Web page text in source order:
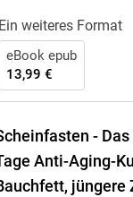
Ein weiteres Format
eBook epub
13,99 €
-
Anti-Aging-
jüngere